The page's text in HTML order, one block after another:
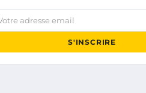
adresse email
S'INSCRIRE